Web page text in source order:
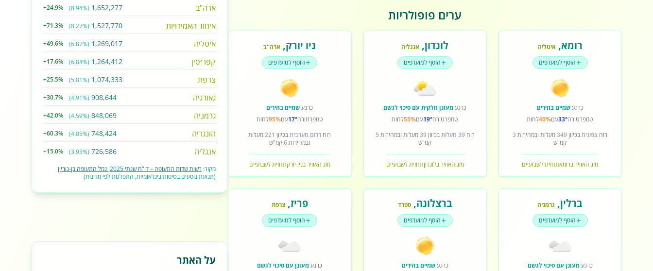
ערים פופולריות
רומא, איטליה
הוסף למועדפים
כרגעשמיים בהירים
טמפרטורה33°עם40%לחות
רוח צפוניתבכיוון349מעלות ובמהירות 3
קמ"ש
מזג האוויר ברומאתחזית לשבועיים
לונדון, אנגליה
הוסף למועדפים
כרגעמעונן חלקית עם סיכוי לגשם
טמפרטורה19°עם55%לחות
רוח39 מעלות בכיוון39מעלות ובמהירות 5
קמ"ש
מזג האוויר בלונדוןתחזית לשבועיים
ניו יורק, ארה"ב
הוסף למועדפים
כרגעשמיים בהירים
טמפרטורה17°עם95%לחות
רוח דרום מערביתבכיוון 221מעלות
ובמהירות6קמ"ש
מזג האוויר בניו יורקתחזית לשבועיים
ברלין, גרמניה
הוסף למועדפים
כרגעמעונן עם סיכוי לגשם
ברצלונה,ספרד
הוסף למועדפים
כרגעשמיים בהירים
פריז,צרפת
הוסף למועדפים
כרגעמעונן עם סיכוי לגשם
ארה"ב 1,652,277
(8.94%)
+24.9%
איחוד האמירויות 1,527,770
(8.27%)
+71.3%
איטליה 1,269,017
(6.87%)
+49.6%
קפריסין 1,264,412
(6.84%)
+17.6%
צרפת 1,074,333
(5.81%)
+25.5%
גאורגיה 908,644
(4.91%)
+30.7%
גרמניה 848,069
(4.59%)
+42.0%
הונגריה 748,424
(4.05%)
+60.3%
אנגליה 726,586
(3.93%)
+15.0%
מקור: רשות שדות התעופה – דו"ח שנתי 2025, נמל התעופה בן-גוריון
(תנועת נוסעים בטיסות בינלאומיות, התפלגות לפי מדינות)
על האתר